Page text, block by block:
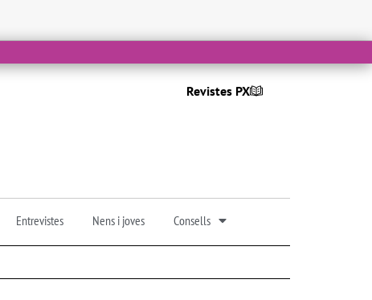
Revistes PX
Entrevistes Nens i joves Consells